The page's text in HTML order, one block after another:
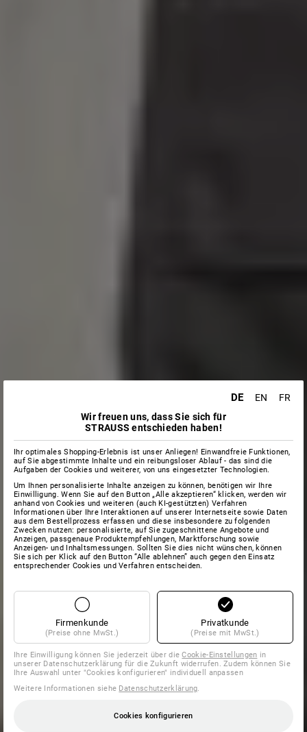
DE EN
FR
Wir freuen uns, dass Sie sich für
STRAUSS entschieden haben!
Ihr optimales Shopping-Erlebnis ist unser Anliegen! Einwandfreie Funktionen,
auf Sie abgestimmte Inhalte und ein reibungsloser Ablauf - das sind die
Aufgaben der Cookies und weiterer, von uns eingesetzter Technologien.
Um Ihnen personalisierte Inhalte anzeigen zu können, benötigen wir Ihre
Einwilligung. Wenn Sie auf den Button „Alle akzeptieren“ klicken, werden wir
anhand von Cookies und weiteren (auch KI-gestützten) Verfahren
Informationen über Ihre Interaktionen auf unserer Internetseite sowie Daten
aus dem Bestellprozess erfassen und diese insbesondere zu folgenden
Zwecken nutzen: personalisierte, auf Sie zugeschnittene Angebote und
Anzeigen, passgenaue Produktempfehlungen, Marktforschung sowie
Anzeigen- und Inhaltsmessungen. Sollten Sie dies nicht wünschen, können
Sie sich per Klick auf den Button “Alle ablehnen” auch gegen den Einsatz
entsprechender Cookies und Verfahren entscheiden.
Firmenkunde
(Preise ohne MwSt.)
Privatkunde
(Preise mit MwSt.)
Ihre Einwilligung können Sie jederzeit über dieCookie-Einstellungen in
unserer Datenschutzerklärung für die Zukunft widerrufen. Zudem können Sie
Ihre Auswahl unter "Cookies konfigurieren" individuell anpassen
Weitere Informationen siehe Datenschutzerklärung.
Cookies konfigurieren